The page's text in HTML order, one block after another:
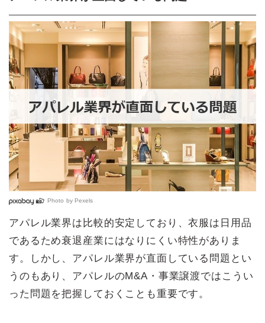
Photo by Pexels
アパレル業界は比較的安定しており、衣服は日用品
であるため衰退産業にはなりにくい特性がありま
す。しかし、アパレル業界が直面している問題とい
うのもあり、アパレルのM&A・事業譲渡ではこうい
った問題を把握しておくことも重要です。